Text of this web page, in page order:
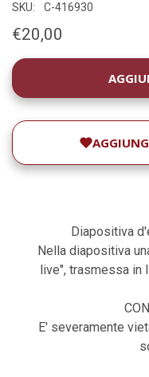
SKU: C-416930
€20,00
DISPONIBILITÀ
ATTUALE:
Diapositiva
Nella diapositiva
live", trasmessa in
E' severamente